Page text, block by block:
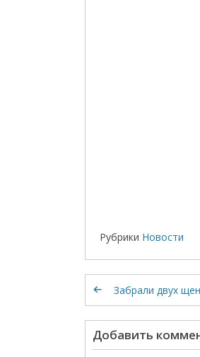
Рубрики Новости
Забрали двух
Добавить